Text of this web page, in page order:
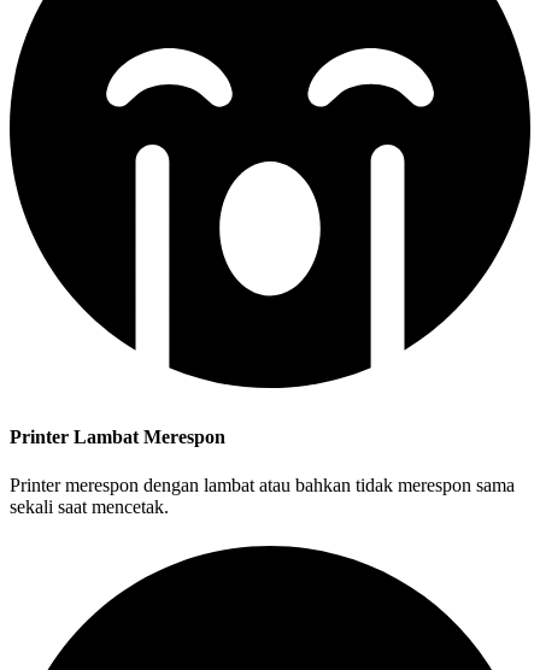
Printer Lambat Merespon
Printer merespon dengan lambat atau bahkan tidak merespon sama
sekali saat mencetak.